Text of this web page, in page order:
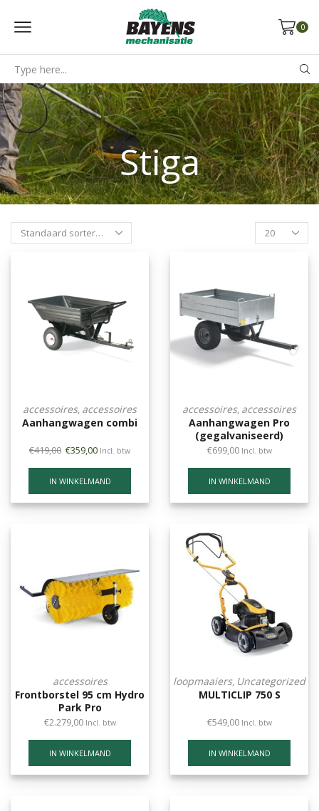
0
input
Stiga
accessoires, accessoires
Aanhangwagen combi
€419,00 €359,00 Incl. btw
IN WINKELMAND
accessoires, accessoires
Aanhangwagen Pro
(gegalvaniseerd)
€699,00 Incl. btw
IN WINKELMAND
accessoires
Frontborstel 95 cm Hydro
Park Pro
€2.279,00 Incl. btw
IN WINKELMAND
loopmaaiers, Uncategorized
MULTICLIP 750 S
€549,00 Incl. btw
IN WINKELMAND